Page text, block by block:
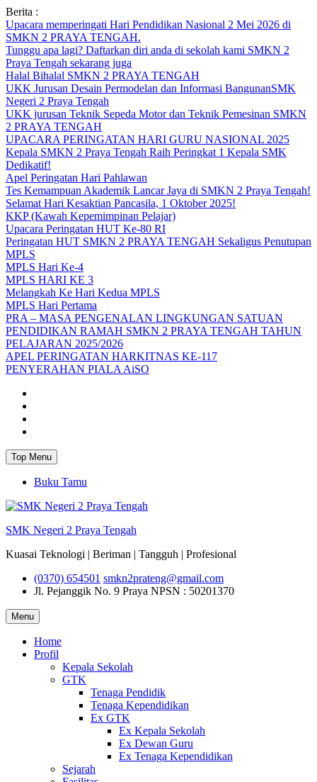
Skip
to
content
Berita :
Upacara memperingati Hari Pendidikan Nasional 2 Mei 2026 di
SMKN 2 PRAYA TENGAH.
Tunggu apa lagi? Daftarkan diri anda di sekolah kami SMKN 2
Praya Tengah sekarang juga
Halal Bihalal SMKN 2 PRAYA TENGAH
UKK Jurusan Desain Permodelan dan Informasi BangunanSMK
Negeri 2 Praya Tengah
UKK jurusan Teknik Sepeda Motor dan Teknik Pemesinan SMKN
2 PRAYA TENGAH
UPACARA PERINGATAN HARI GURU NASIONAL 2025
Kepala SMKN 2 Praya Tengah Raih Peringkat 1 Kepala SMK
Dedikatif!
Apel Peringatan Hari Pahlawan
Tes Kemampuan Akademik Lancar Jaya di SMKN 2 Praya Tengah!
Selamat Hari Kesaktian Pancasila, 1 Oktober 2025!
KKP (Kawah Kepemimpinan Pelajar)
Upacara Peringatan HUT Ke-80 RI
Peringatan HUT SMKN 2 PRAYA TENGAH Sekaligus Penutupan
MPLS
MPLS Hari Ke-4
MPLS HARI KE 3
Melangkah Ke Hari Kedua MPLS
MPLS Hari Pertama
PRA – MASA PENGENALAN LINGKUNGAN SATUAN
PENDIDIKAN RAMAH SMKN 2 PRAYA TENGAH TAHUN
PELAJARAN 2025/2026
APEL PERINGATAN HARKITNAS KE-117
PENYERAHAN PIALA AiSO
Top Menu
Buku Tamu
SMK Negeri 2 Praya Tengah
Kuasai Teknologi | Beriman | Tangguh | Profesional
(0370) 654501 smkn2prateng@gmail.com
Jl. Pejanggik No. 9 Praya NPSN : 50201370
Menu
Home
Profil
Kepala Sekolah
GTK
Tenaga Pendidik
Tenaga Kependidikan
Ex GTK
Ex Kepala Sekolah
Ex Dewan Guru
Ex Tenaga Kependidikan
Sejarah